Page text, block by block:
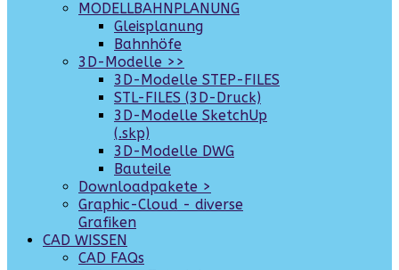
MODELLBAHNPLANUNG
Gleisplanung
Bahnhöfe
3D-Modelle >>
3D-Modelle STEP-FILES
STL-FILES (3D-Druck)
3D-Modelle SketchUp
(.skp)
3D-Modelle DWG
Bauteile
Downloadpakete >
Graphic-Cloud - diverse
Grafiken
CAD WISSEN
CAD FAQs